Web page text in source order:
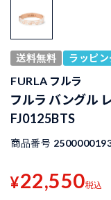
送料無料 ラッピン
FURLA フルラ
フルラ バングル
FJ0125BTS
商品番号
¥22,550税込